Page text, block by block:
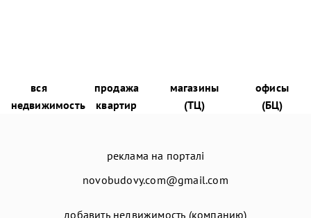
вся
недвижимость
продажа
квартир
магазины
(ТЦ)
офисы
(БЦ)
реклама на порталі
novobudovy.com@gmail.com
добавить недвижимость (компанию)